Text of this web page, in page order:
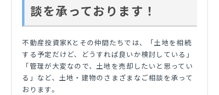
談を承っております！
不動産投資家Kとその仲間たちでは、「土地を相続
する予定だけど、どうすれば良いか検討している」
「管理が大変なので、土地を売却したいと思ってい
る」など、土地・建物のさまざまなご相談を承って
おります。